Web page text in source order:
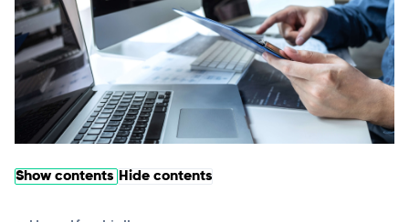
Show contents Hide contents